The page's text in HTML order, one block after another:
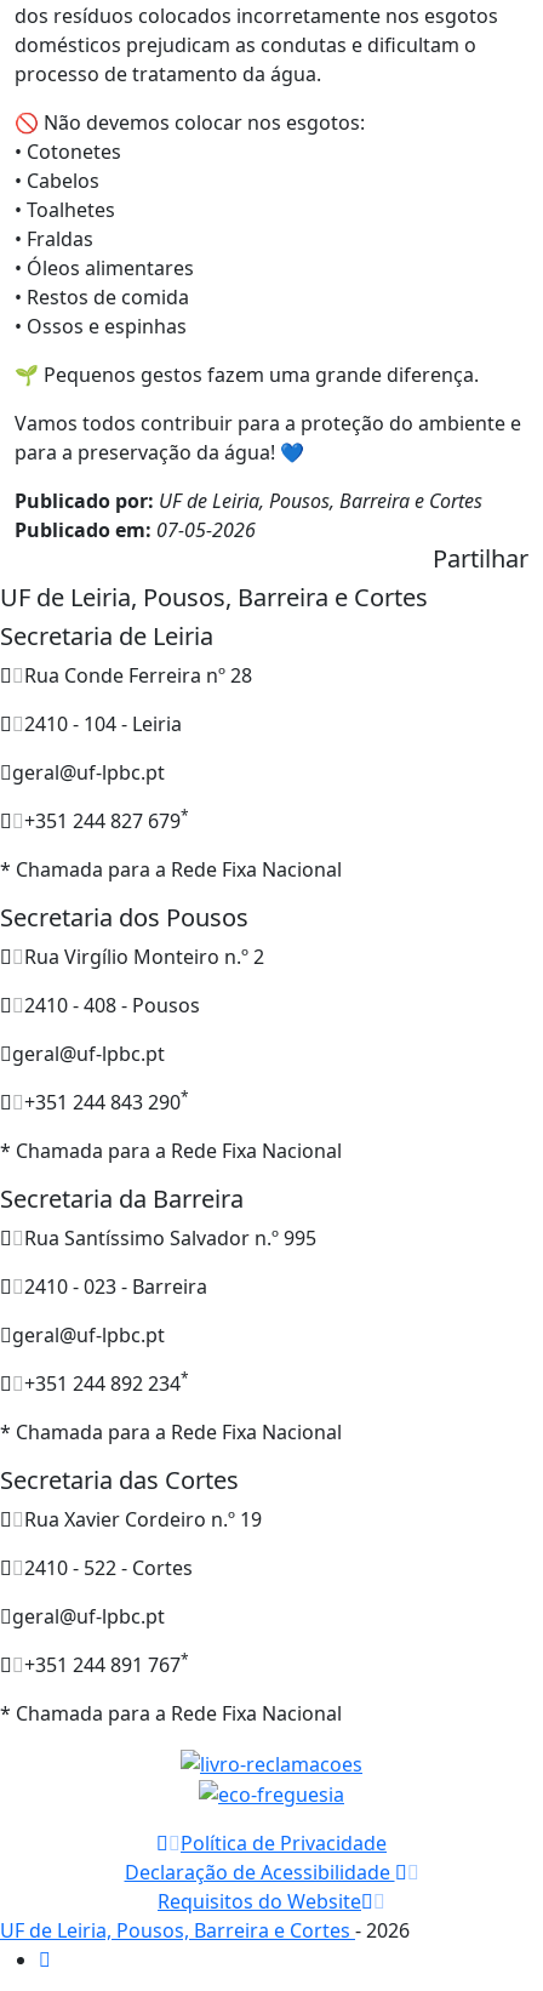
dos resíduos colocados incorretamente nos esgotos
domésticos prejudicam as condutas e dificultam o
processo de tratamento da água.
🚫 Não devemos colocar nos esgotos:
• Cotonetes
• Cabelos
• Toalhetes
• Fraldas
• Óleos alimentares
• Restos de comida
• Ossos e espinhas
🌱 Pequenos gestos fazem uma grande diferença.
Vamos todos contribuir para a proteção do ambiente e
para a preservação da água! 💙
Publicado por: UF de Leiria, Pousos, Barreira e Cortes
Publicado em: 07-05-2026
Partilhar
UF de Leiria, Pousos, Barreira e Cortes
Secretaria de Leiria
Rua Conde Ferreira nº 28
2410 - 104 - Leiria
geral@uf-lpbc.pt
+351 244 827 679*
* Chamada para a Rede Fixa Nacional
Secretaria dos Pousos
Rua Virgílio Monteiro n.º 2
2410 - 408 - Pousos
geral@uf-lpbc.pt
+351 244 843 290*
* Chamada para a Rede Fixa Nacional
Secretaria da Barreira
Rua Santíssimo Salvador n.º 995
2410 - 023 - Barreira
geral@uf-lpbc.pt
+351 244 892 234*
* Chamada para a Rede Fixa Nacional
Secretaria das Cortes
Rua Xavier Cordeiro n.º 19
2410 - 522 - Cortes
geral@uf-lpbc.pt
+351 244 891 767*
* Chamada para a Rede Fixa Nacional
Política de Privacidade
Declaração de Acessibilidade
Requisitos do Website
UF de Leiria, Pousos, Barreira e Cortes - 2026